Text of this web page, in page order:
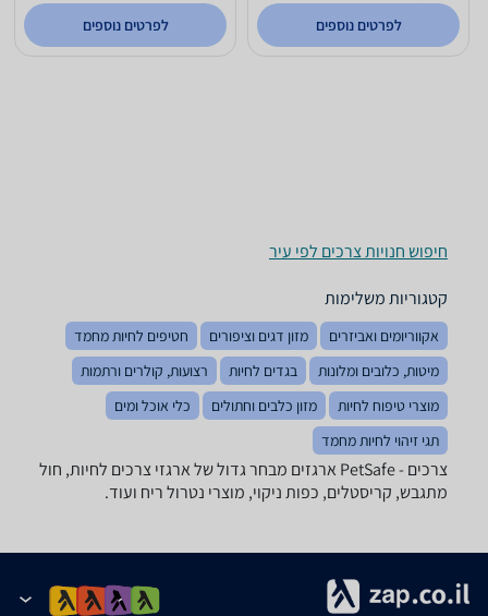
לפרטים נוספים לפרטים נוספים
חיפוש חנויות צרכים לפי עיר
קטגוריות משלימות
אקווריומים ואביזרים מזון דגים וציפורים
חטיפים לחיות מחמד
מיטות, כלובים ומלונות
בגדים לחיות
רצועות, קולרים ורתמות
מוצרי טיפוח לחיות
מזון כלבים וחתולים
כלי אוכל ומים
תגי זיהוי לחיות מחמד
צרכים - ‏PetSafe ‏ארגזים מבחר גדול של ארגזי צרכים לחיות, חול
מתגבש, קריסטלים, כפות ניקוי, מוצרי נטרול ריח ועוד.